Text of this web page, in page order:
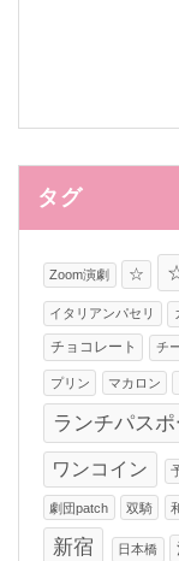
タグ
Zoom演劇 ☆
イタリアンパセリ
チョコレート
チ
プリン マカロン
ランチパスポ
ワンコイン
劇団patch 双騎
新宿 日本橋